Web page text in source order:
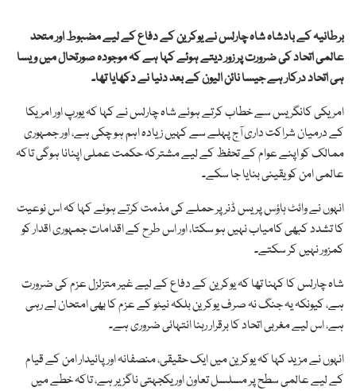
برطانیہ کے بادشاہ شاہ چارلس نے یوکرین کے دفاع کے لیے مضبوط اور متحد
عالمی اتحاد کی ضرورت پر زور دیتے ہوئے کہا ہے کہ موجودہ صورتحال میں ویسا
ہی اتحاد درکار ہے جیسا نائن الیون کے بعد دنیا نے دکھایا تھا۔
امریکی کانگریس سے خطاب کرتے ہوئے شاہ چارلس نے کہا کہ یورپ اور امریکا
کے درمیان شراکت داری آج پہلے سے کہیں زیادہ اہم ہو چکی ہے، اور جمہوری
ممالک کو اپنے عوام کے تحفظ کے لیے مشترکہ حکمت عملی اپنانا ہوگی تاکہ
عالمی امن کو یقینی بنایا جا سکے۔
انہوں نے وائٹ ہاؤس پریس ڈنر پر حملے کی مذمت کرتے ہوئے کہا کہ اس نوعیت
کا تشدد کبھی کامیاب نہیں ہو سکتا، اور اس طرح کے اقدامات جمہوری اقدار کو
کمزور نہیں کر سکتے۔
شاہ چارلس کا کہنا تھا کہ یوکرین کے دفاع کے لیے غیر متزلزل عزم کی ضرورت
ہے، کیونکہ یہ جنگ نہ صرف یوکرین بلکہ نیٹو کے عزم کا بھی امتحان لے رہی
ہے، اس لیے مغربی اتحاد کا برقرار رہنا انتہائی ضروری ہے۔
انہوں نے مزید کہا کہ یوکرین میں ایک حقیقی، منصفانہ اور پائیدار امن کے قیام
کے لیے عالمی سطح پر مسلسل تعاون اور یکجہتی ناگزیر ہے، تاکہ خطے میں